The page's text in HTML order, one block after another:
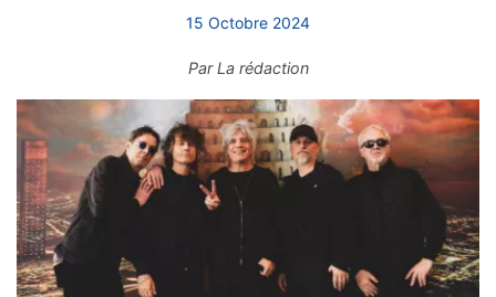
15 Octobre 2024
ParLa rédaction